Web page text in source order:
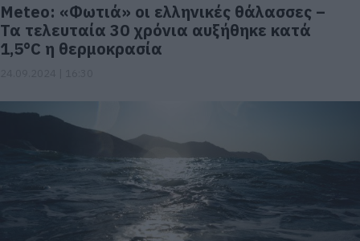
Meteo: «Φωτιά» οι ελληνικές θάλασσες –
Τα τελευταία 30 χρόνια αυξήθηκε κατά
1,5°C η θερμοκρασία